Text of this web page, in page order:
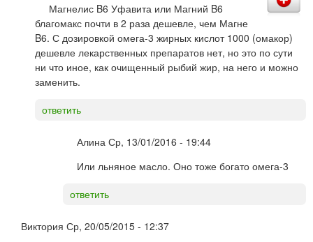
Магнелис B6 Уфавита или Магний B6
благомакс почти в 2 раза дешевле, чем Магне
B6. С дозировкой омега-3 жирных кислот 1000 (омакор)
дешевле лекарственных препаратов нет, но это по сути
ни что иное, как очищенный рыбий жир, на него и можно
заменить.
ответить
Алина Ср, 13/01/2016 - 19:44
Или льняное масло. Оно тоже богато омега-3
ответить
Виктория Ср, 20/05/2015 - 12:37